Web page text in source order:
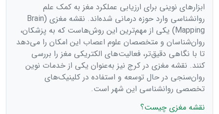
ابزارهای نوینی برای ارزیابی عملکرد مغز به کمک علم
روانشناسی وارد حوزه درمانی شده‌اند. نقشه مغزی (Brain
Mapping) یکی از مهم‌ترین این روش‌هاست که به پزشکان،
روان‌شناسان و متخصصان علوم اعصاب این امکان را می‌دهد
تا با نگاهی دقیق‌تر، فعالیت‌های الکتریکی مغز را بررسی
کنند. نقشه مغزی در کرج نیز به‌عنوان یکی از خدمات نوین
روان‌سنجی در حال توسعه و استفاده در کلینیک‌های
تخصصی روانشناسی این شهر است.
نقشه مغزی چیست؟